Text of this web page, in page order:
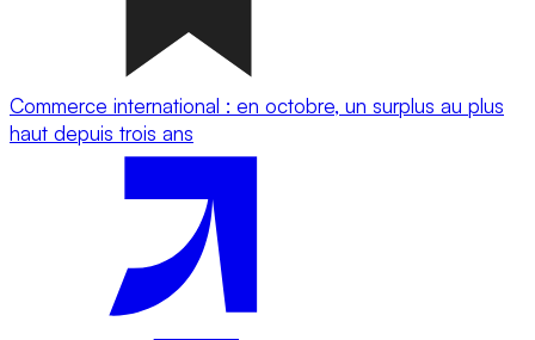
Commerce international : en octobre, un surplus au plus
haut depuis trois ans